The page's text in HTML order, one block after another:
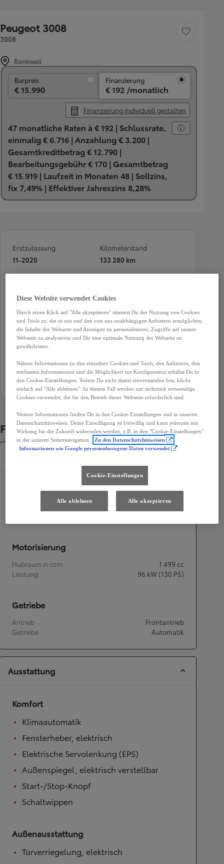
Peugeot 3008
3008
Fahrzeug speichern
Rankweil
Barpreis
€ 15.990
Finanzierung
€ 192 /monatlich
Finanzierung individuell gestalten
47 monatliche Raten à € 192 | Schlussrate,
einmalig € 6.716 | Anzahlung € 3.200 |
Gesamtkreditbetrag € 12.790 |
Bearbeitungsgebühr € 170 | Gesamtbetrag
€ 15.919 | Laufzeit in Monaten 48 | Sollzins,
fix 7,49% | Effektiver Jahreszins 8,28%
Erstzulassung
11-2020
Kilometerstand
133 280 km
96 kW (130 PS)
Automatik
Türen
Sitze
Außenfarbe
Weiß
Antriebsart
Frontantrieb
Fahrzeugdetails
Maße und Abmessungen
Motorisierung
Hubraum in ccm 1 499 cc
Leistung
96 kW (130 PS)
Getriebe
Antrieb
Frontantrieb
Getriebe
Automatik
Ausstattung
Komfort
Klimaautomatik
Fensterheber, elektrisch
Elektrische Servolenkung (EPS)
Außenspiegel, elektrisch verstellbar
Start-/Stop-Knopf
Schaltwippen
Außenausstattung
Türverriegelung, elektrisch
Diese Website verwendet Cookies
Durch einen Klick auf "Alle akzeptieren" stimmst Du der Nutzung von Cookies
und Tools zu, die es uns und den von uns unabhängigen Anbietern ermöglichen,
die Inhalte der Webseite und Anzeigen zu personalisieren, Zugriffe auf unsere
Webseite zu analysieren und Dir eine optimale Nutzung der Webseite zu
gewährleisten.
Nähere Informationen zu den einzelnen Cookies und Tools, den Anbietern, den
umfassten Informationen und die Möglichkeit zur Konfiguration erhältst Du in
den Cookie-Einstellungen. Sofern Du nicht damit einverstanden bist, klicke
einfach auf "Alle ablehnen". In diesem Fall werden nur technisch notwendige
Cookies verwendet, die für den Betrieb dieser Webseite erforderlich sind.
Weitere Informationen findest Du in den Cookie-Einstellungen und in unseren
Datenschutzhinweisen. Deine Einwilligung ist freiwillig und kann jederzeit mit
Wirkung für die Zukunft widerrufen werden, z.B. in den "Cookie-Einstellungen"
in der unteren Seitennavigation.
Zu den Datenschutzhinweisen
Informationen wie Google personenbezogene Daten verwendet
Cookie-Einstellungen
Alle ablehnen Alle akzeptieren